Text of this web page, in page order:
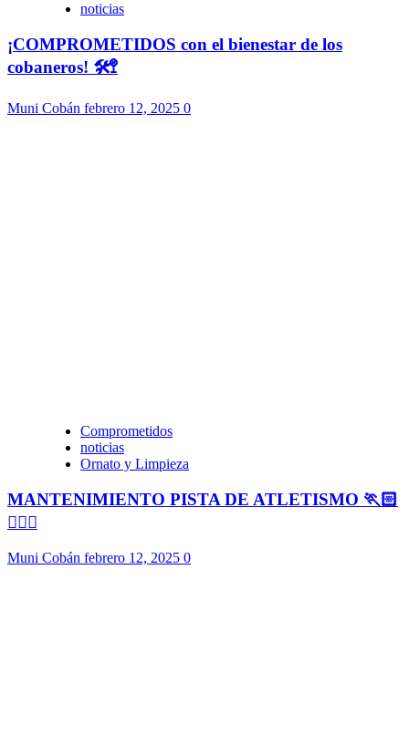
noticias
¡COMPROMETIDOS con el bienestar de los
cobaneros! 🛠️🚏
Muni Cobán febrero 12, 2025 0
Comprometidos
noticias
Ornato y Limpieza
MANTENIMIENTO PISTA DE ATLETISMO 🏃🏻
🏃🏻‍♀️
Muni Cobán febrero 12, 2025 0